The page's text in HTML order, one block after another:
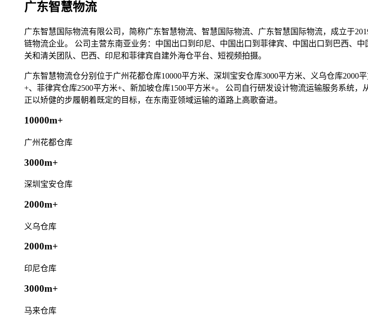
广东智慧物流
广东智慧国际物流有限公司，简称广东智慧物流、智慧国际物流、广东智慧国际物流，成立于
链物流企业。 公司主营东南亚业务：中国出口到印尼、中国出口到菲律宾、中国出口到巴西、
关和清关团队、巴西、印尼和菲律宾自建外海仓平台、短视频拍摄。
广东智慧物流仓分别位于广州花都仓库10000平方米、深圳宝安仓库3000平方米、义乌仓库2000
+、菲律宾仓库2500平方米+、新加坡仓库1500平方米+。 公司自行研发设计物流运输服务系统
正以矫健的步履朝着既定的目标，在东南亚领域运输的道路上高歌奋进。
10000m+
广州花都仓库
3000m+
深圳宝安仓库
2000m+
义乌仓库
2000m+
印尼仓库
3000m+
马来仓库